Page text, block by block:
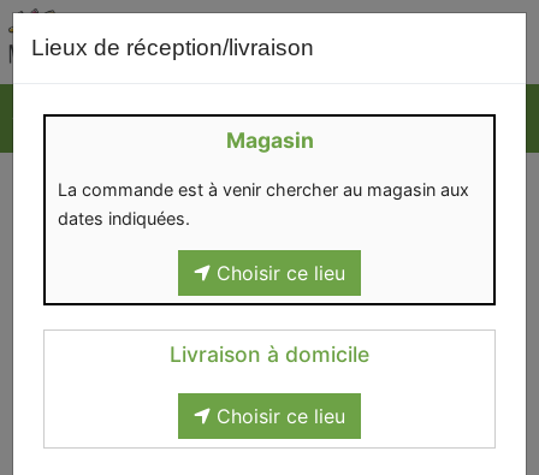
Lieux de réception/livraison
Magasin
La commande est à venir chercher au magasin aux
dates indiquées.
Choisir ce lieu
Livraison à domicile
Choisir ce lieu